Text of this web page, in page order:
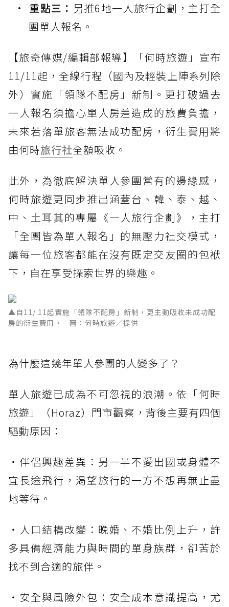
重點三： 另推6地一人旅行企劃，主打全
團單人報名。
【旅奇傳媒/編輯部報導】「何時旅遊」宣布
11/11起，全線行程（國內及輕裝上陣系列除
外）實施「領隊不配房」新制。更打破過去
一人報名須擔心單人房差造成的旅費負擔，
未來若落單旅客無法成功配房，衍生費用將
由何時旅行社全額吸收。
此外，為徹底解決單人參團常有的邊緣感，
何時旅遊更同步推出涵蓋台、韓、泰、越、
中、 土耳其的專屬《一人旅行企劃》，主打
「全團皆為單人報名」的無壓力社交模式，
讓每一位旅客都能在沒有既定交友圈的包袱
下，自在享受探索世界的樂趣。
▲自11/ 11起實施「領隊不配房」新制，更主動吸收未成功配
房的衍生費用。 圖：何時旅遊／提供
為什麼這幾年單人參團的人變多了？
單人旅遊已成為不可忽視的浪潮。依「何時
旅遊」（Horaz）門市觀察，背後主要有四個
驅動原因：
・伴侶興趣差異：另一半不愛出國或身體不
宜長途飛行，渴望旅行的一方不想再無止盡
地等待。
・人口結構改變：晚婚、不婚比例上升，許
多具備經濟能力與時間的單身族群，卻苦於
找不到合適的旅伴。
・安全與風險外包：安全成本意識提高，尤